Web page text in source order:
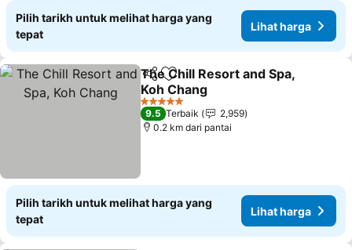
Pilih tarikh untuk melihat harga yang
tepat
Lihat harga
KongsiTambah ke favorit
The Chill Resort and Spa,
Koh Chang
Lihat harga
5 Bintang
9.5 Terbaik
2,959
0.2 km dari pantai
Pilih tarikh untuk melihat harga yang
tepat
Lihat harga